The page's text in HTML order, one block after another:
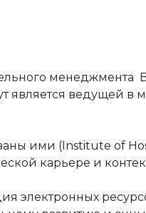
менеджмента
является
ими (Institute of
карьере и
электронных